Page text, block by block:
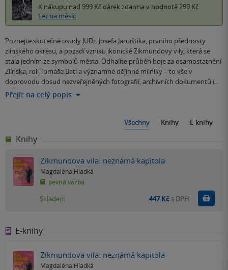
K nákupu nad 999 Kč dárek zdarma v hodnotě 299 Kč
Let na měsíc
Poznejte skutečné osudy JUDr. Josefa Januštíka, prvního přednosty
zlínského okresu, a pozadí vzniku ikonické Zikmundovy vily, která se
stala jedním ze symbolů města. Odhalíte průběh boje za osamostatnění
Zlínska, roli Tomáše Bati a významné dějinné milníky – to vše v
doprovodu dosud nezveřejněných fotografií, archivních dokumentů i…
Přejít na celý popis
Všechny Knihy E-knihy
Knihy
Zikmundova vila: neznámá kapitola
Magdaléna Hladká
pevná vazba
Skladem 447 Kč s DPH
E-knihy
Zikmundova vila: neznámá kapitola
Magdaléna Hladká